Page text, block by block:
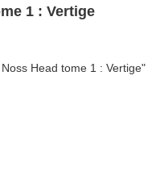
1 : Vertige